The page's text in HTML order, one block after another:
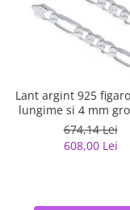
Lant argint 925
lungime si 4 mm
Classical You
674,14 Lei
608,00 Lei